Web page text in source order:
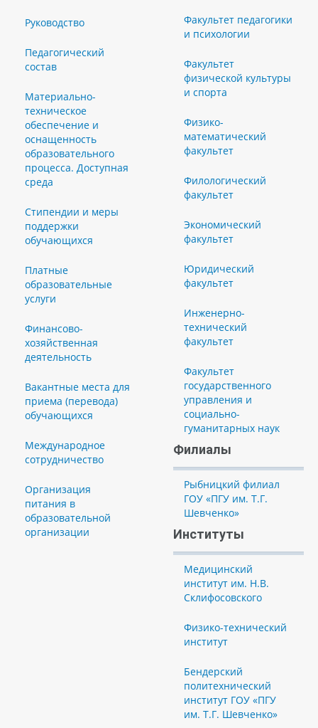
Руководство
Педагогический
состав
Материально-
техническое
обеспечение и
оснащенность
образовательного
процесса. Доступная
среда
Стипендии и меры
поддержки
обучающихся
Платные
образовательные
услуги
Финансово-
хозяйственная
деятельность
Вакантные места для
приема (перевода)
обучающихся
Международное
сотрудничество
Организация
питания в
образовательной
организации
Факультет педагогики
и психологии
Факультет
физической культуры
и спорта
Физико-
математический
факультет
Филологический
факультет
Экономический
факультет
Юридический
факультет
Инженерно-
технический
факультет
Факультет
государственного
управления и
социально-
гуманитарных наук
Филиалы
Рыбницкий филиал
ГОУ «ПГУ им. Т.Г.
Шевченко»
Институты
Медицинский
институт им. Н.В.
Склифосовского
Физико-технический
институт
Бендерский
политехнический
институт ГОУ «ПГУ
им. Т.Г. Шевченко»